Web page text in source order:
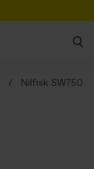
Nilfisk SW750